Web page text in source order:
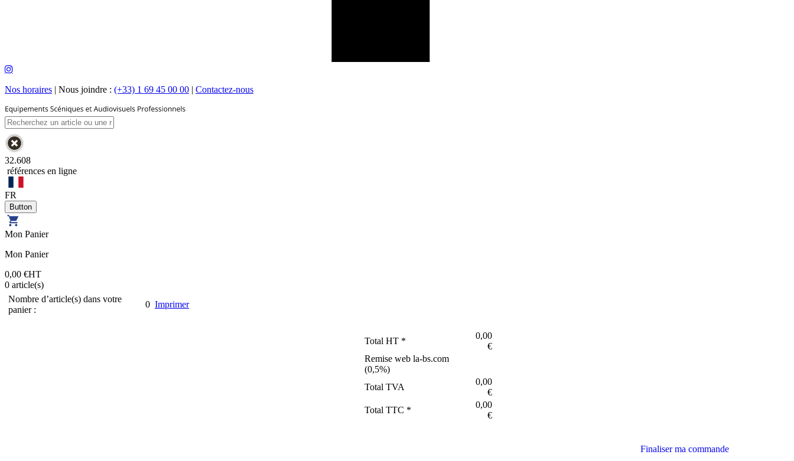
Nos horaires | Nous joindre : (+33) 1 69 45 00 00 | Contactez-nous
32.608
références en ligne
FR
Mon Panier
Mon Panier
0,00 €HT
0 article(s)
Nombre d’article(s) dans votre
panier :
0 Imprimer
Total HT *
0,00
€
Remise web la-bs.com
(0,5%)
Total TVA
0,00
€
Total TTC *
0,00
€
Finaliser ma commande